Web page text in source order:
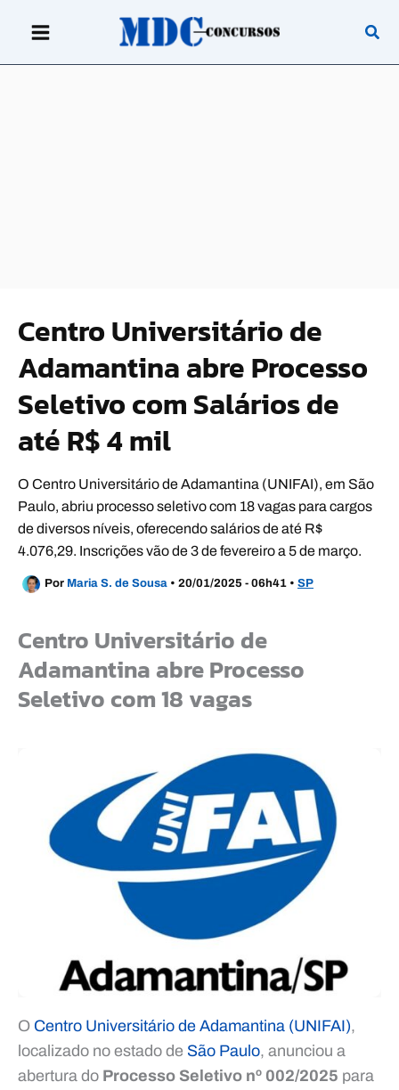
Centro Universitário de
Adamantina abre Processo
Seletivo com Salários de
até R$ 4 mil
O Centro Universitário de Adamantina (UNIFAI), em São
Paulo, abriu processo seletivo com 18 vagas para cargos
de diversos níveis, oferecendo salários de até R$
4.076,29. Inscrições vão de 3 de fevereiro a 5 de março.
Por Maria S. de Sousa • 20/01/2025 - 06h41 • SP
Centro Universitário de
Adamantina abre Processo
Seletivo com 18 vagas
O Centro Universitário de Adamantina (UNIFAI),
localizado no estado de São Paulo, anunciou a
abertura do Processo Seletivo nº 002/2025 para